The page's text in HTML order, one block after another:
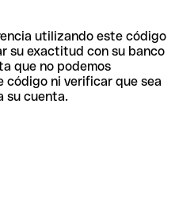
utilizando este código
su exactitud con su banco
que no podemos
ni verificar que sea
su cuenta.